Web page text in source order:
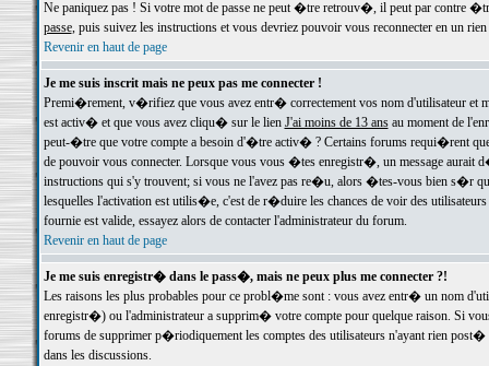
Ne paniquez pas ! Si votre mot de passe ne peut �tre retrouv�, il peut par contre
passe, puis suivez les instructions et vous devriez pouvoir vous reconnecter en un rien
Revenir en haut de page
Je me suis inscrit mais ne peux pas me connecter !
Premi�rement, v�rifiez que vous avez entr� correctement vos nom d'utilisateur
est activ� et que vous avez cliqu� sur le lien J'ai moins de 13 ansau moment de
peut-�tre que votre compte a besoin d'�tre activ� ? Certains forums requi�rent
de pouvoir vous connecter. Lorsque vous vous �tes enregistr�, un message aurait
instructions qui s'y trouvent; si vous ne l'avez pas re�u, alors �tes-vous bien s�r
lesquelles l'activation est utilis�e, c'est de r�duire les chances de voir des
fournie est valide, essayez alors de contacter l'administrateur du forum.
Revenir en haut de page
Je me suis enregistr� dans le pass�, mais ne peux plus me connecter ?!
Les raisons les plus probables pour ce probl�me sont : vous avez entr� un nom
enregistr�) ou l'administrateur a supprim� votre compte pour quelque raison. Si
forums de supprimer p�riodiquement les comptes des utilisateurs n'ayant rien
dans les discussions.